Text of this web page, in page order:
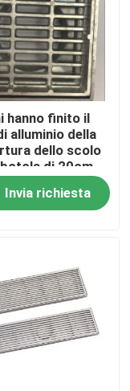
hanno finito il
alluminio della
dello scolo
di 20cm
Invia richiesta